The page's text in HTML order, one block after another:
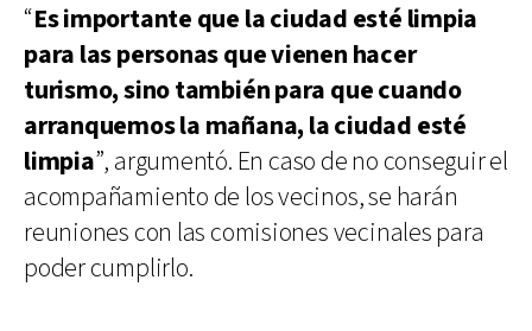
“Es importante que la ciudad esté limpia
para las personas que vienen hacer
turismo, sino también para que cuando
arranquemos la mañana, la ciudad esté
limpia”, argumentó. En caso de no conseguir el
acompañamiento de los vecinos, se harán
reuniones con las comisiones vecinales para
poder cumplirlo.